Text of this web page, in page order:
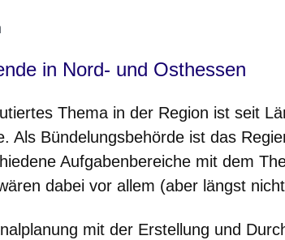
in Nord- und Osthessen
Thema in der Region ist seit
Als Bündelungsbehörde ist das
Aufgabenbereiche mit dem
dabei vor allem (aber längst
mit der Erstellung und